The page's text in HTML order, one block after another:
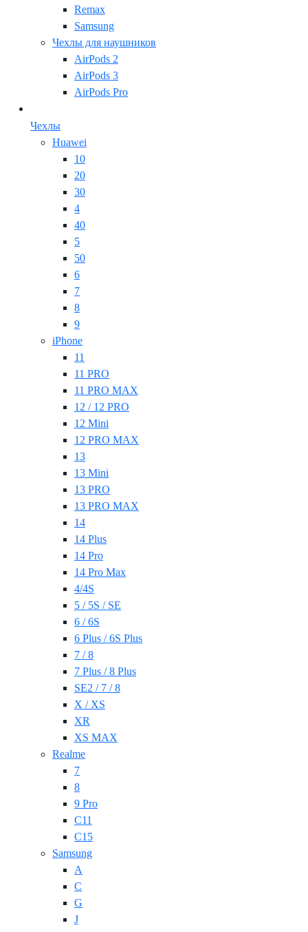
Remax
Samsung
Чехлы для наушников
AirPods 2
AirPods 3
AirPods Pro
Чехлы
Huawei
10
20
30
4
40
5
50
6
7
8
9
iPhone
11
11 PRO
11 PRO MAX
12 / 12 PRO
12 Mini
12 PRO MAX
13
13 Mini
13 PRO
13 PRO MAX
14
14 Plus
14 Pro
14 Pro Max
4/4S
5 / 5S / SE
6 / 6S
6 Plus / 6S Plus
7 / 8
7 Plus / 8 Plus
SE2 / 7 / 8
X / XS
XR
XS MAX
Realme
7
8
9 Pro
C11
C15
Samsung
A
C
G
J